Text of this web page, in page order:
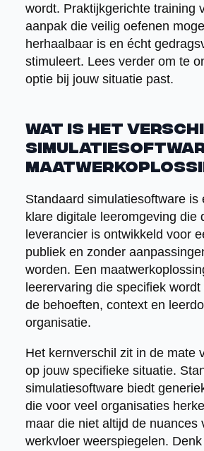
wordt. Praktijkgerichte training
aanpak die veilig oefenen
herhaalbaar is en écht
stimuleert. Lees verder om te
optie bij jouw situatie past.
Wat is het
Standaard simulatiesoftware is
klare digitale leeromgeving die
leverancier is ontwikkeld voor
publiek en zonder
worden. Een
leerervaring die specifiek
de behoeften, context en
organisatie.
Het kernverschil zit in de mate
op jouw specifieke situatie.
simulatiesoftware biedt
die voor veel organisaties
maar die niet altijd de nuances
werkvloer weerspiegelen.